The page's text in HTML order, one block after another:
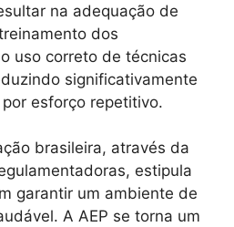
na adequação de
dos
uso correto de técnicas
significativamente
esforço repetitivo.
brasileira, através da
estipula
garantir um ambiente de
A AEP se torna um